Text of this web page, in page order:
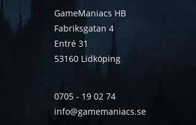
GameManiacs HB
Fabriksgatan 4
Entré 31
53160 Lidköping
0705 - 19 02 74
info@gamemaniacs.se